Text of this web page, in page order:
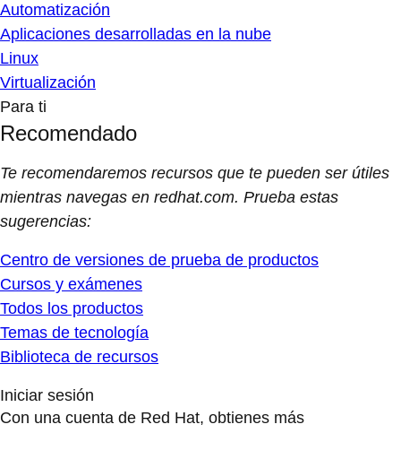
Automatización
Aplicaciones desarrolladas en la nube
Linux
Virtualización
Para ti
Recomendado
Te recomendaremos recursos que te pueden ser útiles
mientras navegas en redhat.com. Prueba estas
sugerencias:
Centro de versiones de prueba de productos
Cursos y exámenes
Todos los productos
Temas de tecnología
Biblioteca de recursos
Iniciar sesión
Con una cuenta de Red Hat, obtienes más